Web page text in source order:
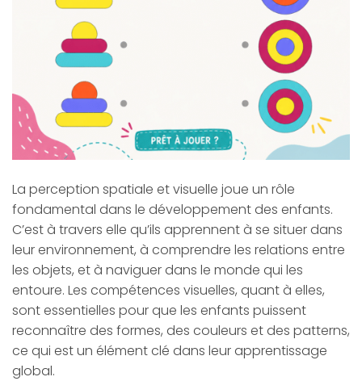
La perception spatiale et visuelle joue un rôle
fondamental dans le développement des enfants.
C’est à travers elle qu’ils apprennent à se situer dans
leur environnement, à comprendre les relations entre
les objets, et à naviguer dans le monde qui les
entoure. Les compétences visuelles, quant à elles,
sont essentielles pour que les enfants puissent
reconnaître des formes, des couleurs et des patterns,
ce qui est un élément clé dans leur apprentissage
global.